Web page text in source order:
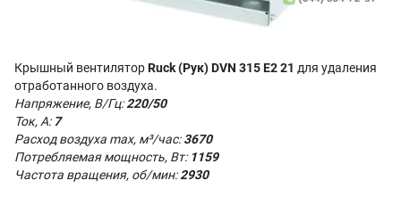
Крышный вентиляторRuck (Рук) DVN 315 E2 21 для удаления
отработанного воздуха.
Напряжение, В/Гц:220/50
Ток, А: 7
Расход воздуха max, м³/час:3670
Потребляемая мощность, Вт:1159
Частота вращения, об/мин:2930